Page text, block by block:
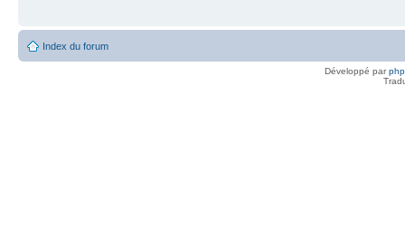
Index du forum
Développé par